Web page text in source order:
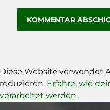
Diese Website verwendet
reduzieren. Erfahre, wie
verarbeitet werden.